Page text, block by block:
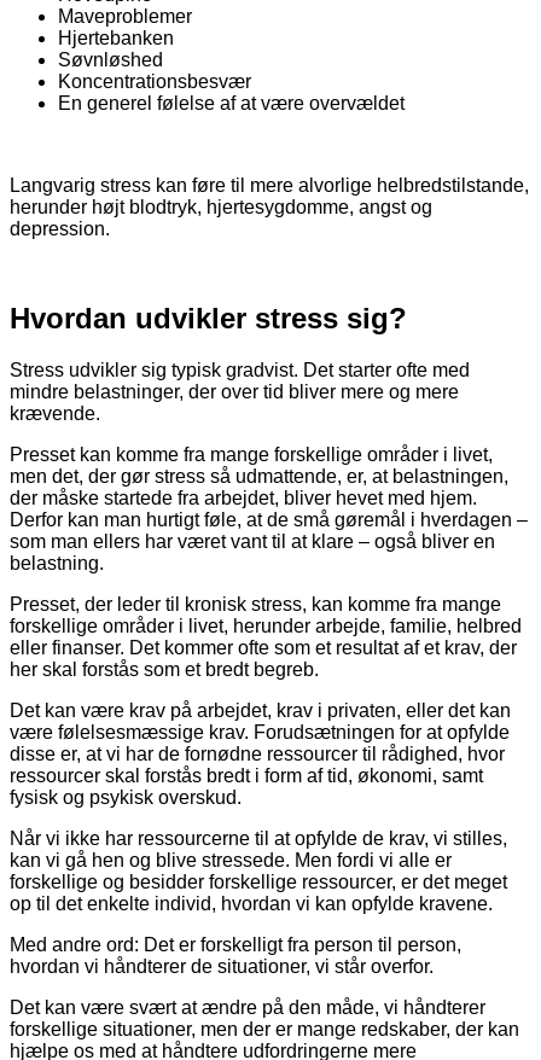
Maveproblemer
Hjertebanken
Søvnløshed
Koncentrationsbesvær
En generel følelse af at være overvældet
Langvarig stress kan føre til mere alvorlige helbredstilstande,
herunder højt blodtryk, hjertesygdomme, angst og
depression.
Hvordan udvikler stress sig?
Stress udvikler sig typisk gradvist. Det starter ofte med
mindre belastninger, der over tid bliver mere og mere
krævende.
Presset kan komme fra mange forskellige områder i livet,
men det, der gør stress så udmattende, er, at belastningen,
der måske startede fra arbejdet, bliver hevet med hjem.
Derfor kan man hurtigt føle, at de små gøremål i hverdagen –
som man ellers har været vant til at klare – også bliver en
belastning.
Presset, der leder til kronisk stress, kan komme fra mange
forskellige områder i livet, herunder arbejde, familie, helbred
eller finanser. Det kommer ofte som et resultat af et krav, der
her skal forstås som et bredt begreb.
Det kan være krav på arbejdet, krav i privaten, eller det kan
være følelsesmæssige krav. Forudsætningen for at opfylde
disse er, at vi har de fornødne ressourcer til rådighed, hvor
ressourcer skal forstås bredt i form af tid, økonomi, samt
fysisk og psykisk overskud.
Når vi ikke har ressourcerne til at opfylde de krav, vi stilles,
kan vi gå hen og blive stressede. Men fordi vi alle er
forskellige og besidder forskellige ressourcer, er det meget
op til det enkelte individ, hvordan vi kan opfylde kravene.
Med andre ord: Det er forskelligt fra person til person,
hvordan vi håndterer de situationer, vi står overfor.
Det kan være svært at ændre på den måde, vi håndterer
forskellige situationer, men der er mange redskaber, der kan
hjælpe os med at håndtere udfordringerne mere